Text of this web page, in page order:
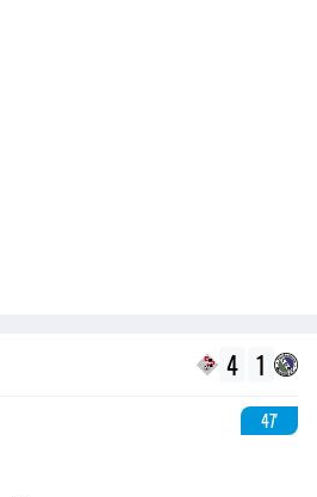
4 1
47'